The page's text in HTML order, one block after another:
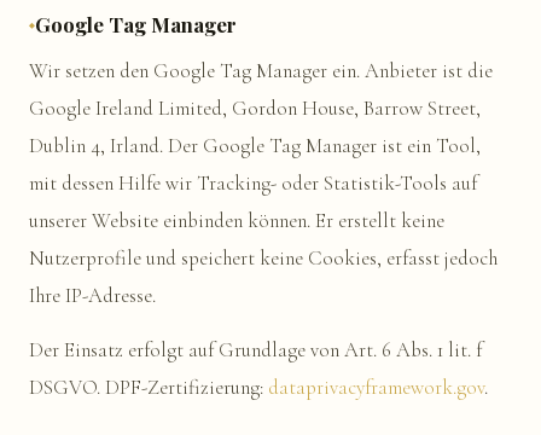
Google Tag Manager
Wir setzen den Google Tag Manager ein. Anbieter ist die
Google Ireland Limited, Gordon House, Barrow Street,
Dublin 4, Irland. Der Google Tag Manager ist ein Tool,
mit dessen Hilfe wir Tracking- oder Statistik-Tools auf
unserer Website einbinden können. Er erstellt keine
Nutzerprofile und speichert keine Cookies, erfasst jedoch
Ihre IP-Adresse.
Der Einsatz erfolgt auf Grundlage von Art. 6 Abs. 1 lit. f
DSGVO. DPF-Zertifizierung: dataprivacyframework.gov.